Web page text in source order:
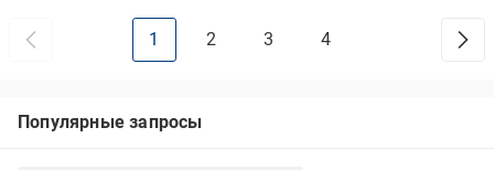
1 2 3 4
Популярные запросы